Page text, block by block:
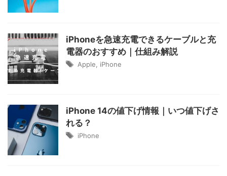
iPhoneを急速充電できるケーブルと充
電器のおすすめ｜仕組み解説
Apple iPhone
iPhone 14の値下げ情報｜いつ値下げさ
れる？
iPhone